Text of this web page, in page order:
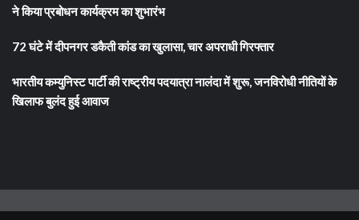
ने किया प्रबोधन कार्यक्रम का शुभारंभ
72 घंटे में दीपनगर डकैती कांड का खुलासा, चार अपराधी गिरफ्तार
भारतीय कम्युनिस्ट पार्टी की राष्ट्रीय पदयात्रा नालंदा में शुरू, जनविरोधी नीतियों के
खिलाफ बुलंद हुई आवाज